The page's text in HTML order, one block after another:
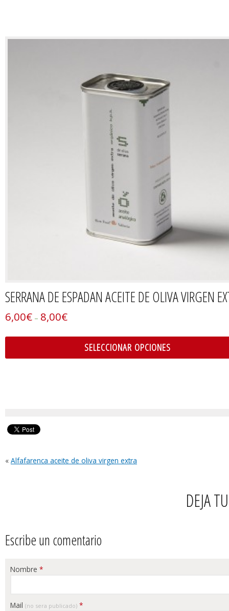
SERRANA DE ESPADAN ACEITE DE OLIVA VIRGEN
6,00€ – 8,00€
SELECCIONAR OPCIONES
« Alfafarenca aceite de oliva virgen extra
DEJA
Escribe un comentario
Nombre *
Mail (no sera publicado) *